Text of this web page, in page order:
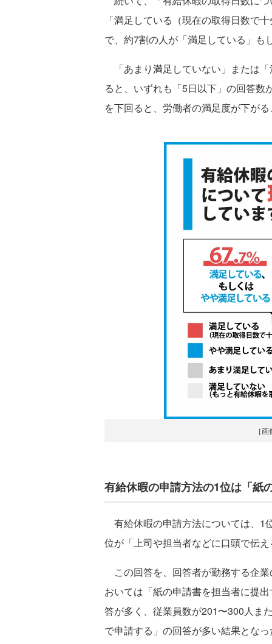
「満足している（現在の取得日数で
で、約7割の人が「満足している」も
「あまり満足していない」または
ると、いずれも「5日以下」の回答
を下回ると、労働者の満足度が下が
［
有給休暇の申請方法の1位は「紙
有給休暇の申請方法については、1
位が「上司や担当者などに口頭で伝
この回答を、回答者が勤務する企
おいては「紙の申請書を担当者に提
答が多く、従業員数が201〜300人ま
で申請する」の回答が多い結果とな